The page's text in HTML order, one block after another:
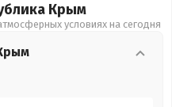
Крым
условиях на сегодня